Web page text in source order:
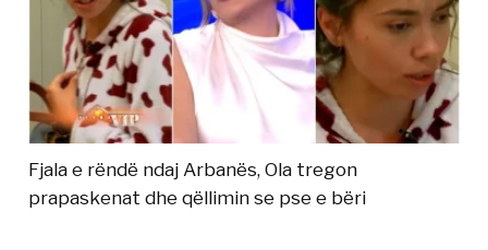
Fjala e rëndë ndaj Arbanës, Ola tregon
prapaskenat dhe qëllimin se pse e bëri